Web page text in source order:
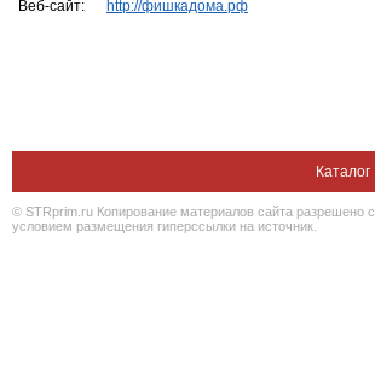
Веб-сайт:
http://фишкадома.рф
Каталог
© STRprim.ru Копирование материалов сайта разрешено с
условием размещения гиперссылки на источник.